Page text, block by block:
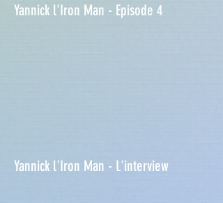
Yannick l'Iron Man - Episode 4
Yannick l'Iron Man - L'interview